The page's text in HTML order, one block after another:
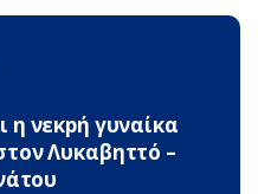
η νεκpή γυναίκα
Λυκαβηττό –